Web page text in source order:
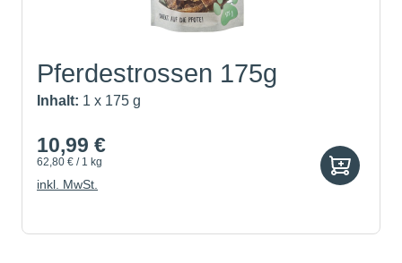
Pferdestrossen 175g
Inhalt: 1 x 175 g
10,99 €
62,80 € / 1 kg
inkl. MwSt.